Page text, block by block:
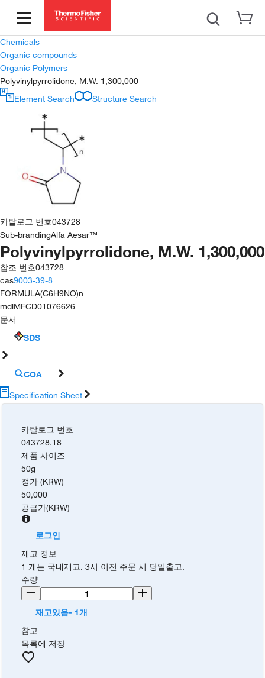
Chemicals
Organic compounds
Organic Polymers
Polyvinylpyrrolidone, M.W. 1,300,000
Element Search
Structure Search
카탈로그 번호043728
Sub-brandingAlfa Aesar™
Polyvinylpyrrolidone, M.W. 1,300,000
참조 번호043728
cas9003-39-8
FORMULA(C6H9NO)n
mdlMFCD01076626
문서
SDS
COA
Specification Sheet
카탈로그 번호
043728.18
제품 사이즈
50g
정가 (KRW)
50,000
공급가(KRW)
로그인
재고 정보
1 개는 국내재고. 3시 이전 주문 시 당일출고.
수량
재고있음- 1개
참고
목록에 저장